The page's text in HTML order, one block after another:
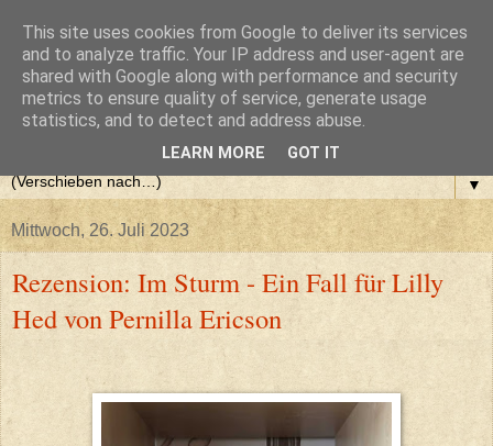
▼
Mittwoch, 26. Juli 2023
Rezension: Im Sturm - Ein Fall für Lilly
Hed von Pernilla Ericson
This site uses cookies from Google to deliver its services
and to analyze traffic. Your IP address and user-agent are
shared with Google along with performance and security
metrics to ensure quality of service, generate usage
statistics, and to detect and address abuse.
LEARN MORE GOT IT